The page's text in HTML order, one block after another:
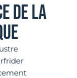
DE LA